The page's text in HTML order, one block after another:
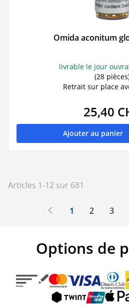
Omida aconitum
livrable le jour
(28
Retrait sur place
25,40
Ajouter au panier
Articles 1-12 sur 681
You're
1 Page
2 Page
3
Options de